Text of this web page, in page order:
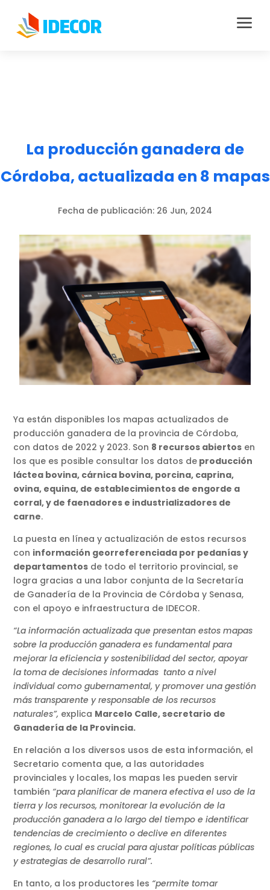
a
La producción ganadera de
Córdoba, actualizada en 8 mapas
Fecha de publicación: 26 Jun, 2024
Ya están disponibles los mapas actualizados de
producción ganadera de la provincia de Córdoba,
con datos de 2022 y 2023. Son 8 recursos abiertos en
los que es posible consultar los datos de producción
láctea bovina, cárnica bovina, porcina, caprina,
ovina, equina, de establecimientos de engorde a
corral, y de faenadores e industrializadores de
carne.
La puesta en línea y actualización de estos recursos
con información georreferenciada por pedanías y
departamentos de todo el territorio provincial, se
logra gracias a una labor conjunta de la Secretaría
de Ganadería de la Provincia de Córdoba y Senasa,
con el apoyo e infraestructura de IDECOR.
“La información actualizada que presentan estos mapas
sobre la producción ganadera es fundamental para
mejorar la eficiencia y sostenibilidad del sector, apoyar
la toma de decisiones informadas tanto a nivel
individual como gubernamental, y promover una gestión
más transparente y responsable de los recursos
naturales”, explica Marcelo Calle, secretario de
Ganadería de la Provincia.
En relación a los diversos usos de esta información, el
Secretario comenta que, a las autoridades
provinciales y locales, los mapas les pueden servir
también “para planificar de manera efectiva el uso de la
tierra y los recursos, monitorear la evolución de la
producción ganadera a lo largo del tiempo e identificar
tendencias de crecimiento o declive en diferentes
regiones, lo cual es crucial para ajustar políticas públicas
y estrategias de desarrollo rural”.
En tanto, a los productores les “permite tomar